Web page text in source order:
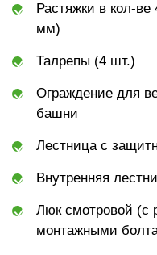
Растяжки в кол-
мм)
Талрепы (4 шт.)
Ограждение для
башни
Лестница с
Внутренняя
Люк смотровой
монтажными